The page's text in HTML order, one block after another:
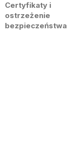
Certyfikaty i
ostrzeżenie
bezpieczeństwa